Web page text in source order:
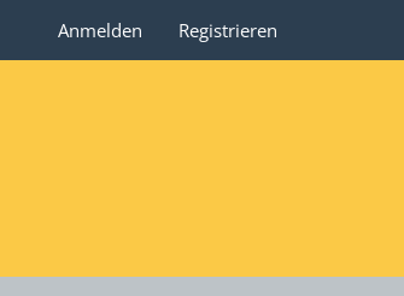
Anmelden Registrieren